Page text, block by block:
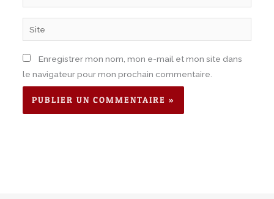
mail*
Site
Enregistrer mon nom, mon e-mail et mon site dans
le navigateur pour mon prochain commentaire.